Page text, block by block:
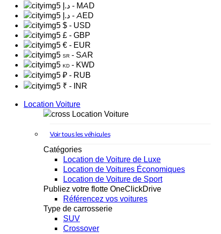
د.إ - MAD
د.إ - AED
$ - USD
£ - GBP
€ - EUR
SR - SAR
KD - KWD
₽ - RUB
₹ - INR
Location Voiture
Location Voiture
Voir tous les véhicules
Catégories
Location de Voiture de Luxe
Location de Voitures Économiques
Location de Voiture de Sport
Publiez votre flotte OneClickDrive
Référencez vos voitures
Type de carrosserie
SUV
Crossover